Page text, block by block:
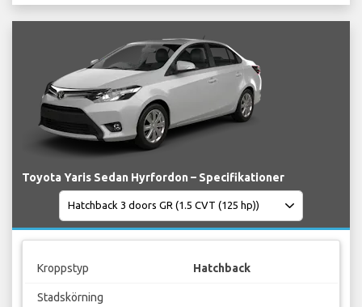
Toyota Yaris Sedan Hyrfordon – Specifikationer
Kroppstyp Hatchback
Stadskörning